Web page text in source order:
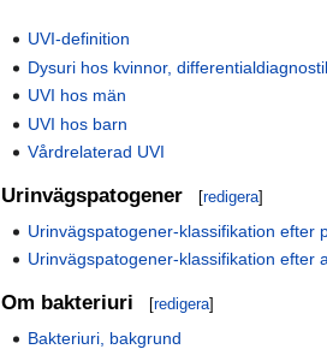
UVI-definition
Dysuri hos kvinnor,
UVI hos män
UVI hos barn
Vårdrelaterad UVI
Urinvägspatogener [redigera]
Urinvägspatogener-klassifikation efter
Urinvägspatogener-klassifikation efter
Om bakteriuri [redigera]
Bakteriuri, bakgrund